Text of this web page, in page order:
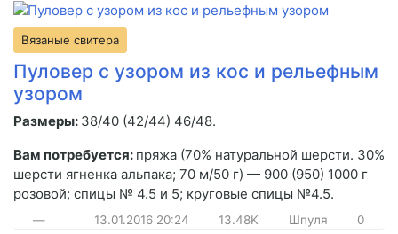
Вязаные свитера
Пуловер с узором из кос и рельефным
узором
Размеры: 38/40 (42/44) 46/48.
Вам потребуется: пряжа (70% натуральной шерсти. 30%
шерсти ягненка альпака; 70 м/50 г) — 900 (950) 1000 г
розовой; спицы № 4.5 и 5; круговые спицы №4.5.
— 13.01.2016 20:24 13.48K Шпуля 0